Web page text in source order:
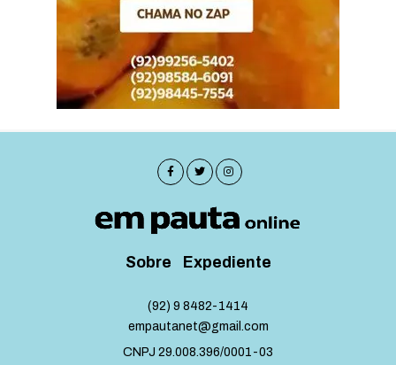
Sobre Expediente
(92) 9 8482-1414
empautanet@gmail.com
CNPJ 29.008.396/0001-03